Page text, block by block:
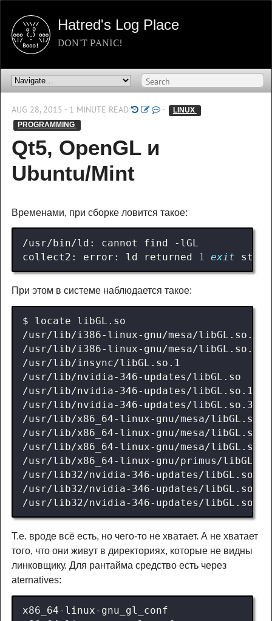
Hatred's Log Place
DON'T PANIC!
AUG 28, 2015 - 1 MINUTE READ -
PROGRAMMING
Qt5, OpenGL и
Ubuntu/Mint
Временами, при сборке ловится такое:
collect2: error: ld returned
1 exit
При этом в системе наблюдается такое:
Т.е. вроде всё есть, но чего-то не хватает. А не хватает
того, что они живут в директориях, которые не видны
линковщику. Для рантайма средство есть через
aternatives: